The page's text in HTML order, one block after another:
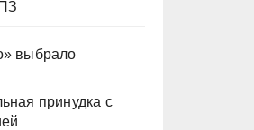
выбрало
принудка с